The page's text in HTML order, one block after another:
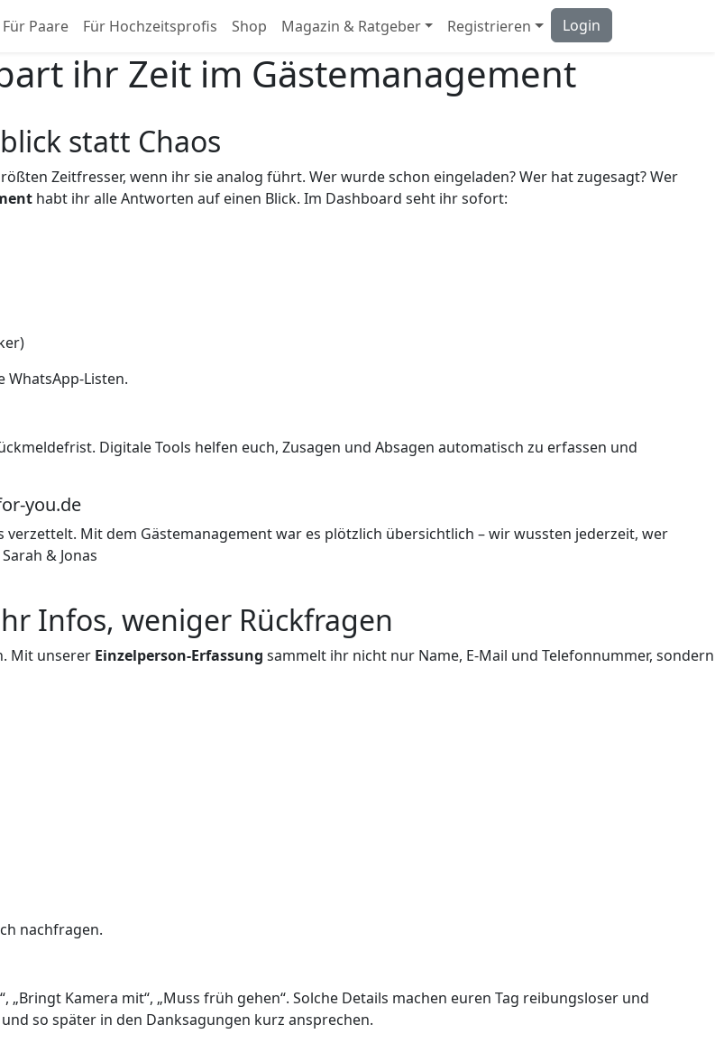
Für Paare Für Hochzeitsprofis Shop Magazin & Ratgeber Registrieren Login
ihr Zeit im Gästemanagement
statt Chaos
Zeitfresser, wenn ihr sie analog führt. Wer wurde schon eingeladen? Wer hat zugesagt? Wer
habt ihr alle Antworten auf einen Blick. Im Dashboard seht ihr sofort:
WhatsApp-Listen.
Digitale Tools helfen euch, Zusagen und Absagen automatisch zu erfassen und
you.de
Mit dem Gästemanagement war es plötzlich übersichtlich – wir wussten jederzeit, wer
& Jonas
Infos, weniger Rückfragen
Mit unserer Einzelperson-Erfassung sammelt ihr nicht nur Name, E-Mail und Telefonnummer, sondern
nachfragen.
Kamera mit“, „Muss früh gehen“. Solche Details machen euren Tag reibungsloser und
so später in den Danksagungen kurz ansprechen.